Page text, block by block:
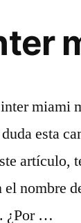
miami
esta
artículo,
nombre
¿Por …